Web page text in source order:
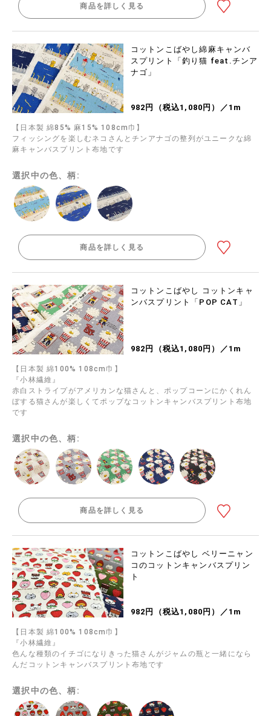
商品を詳しく見る
コットンこばやし綿麻キャンバ
スプリント「釣り猫 feat.チンア
ナゴ」
982円（税込1,080円）／1m
【日本製 綿85% 麻15% 108cm巾】
フィッシングを楽しむネコさんとチンアナゴの整列がユニークな綿
麻キャンバスプリント布地です
選択中の色、柄:
商品を詳しく見る
コットンこばやし コットンキャ
ンバスプリント「POP CAT」
982円（税込1,080円）／1m
【日本製 綿100% 108cm巾】
『小林繊維』
赤白ストライプがアメリカンな猫さんと、ポップコーンにかくれん
ぼする猫さんが楽しくてポップなコットンキャンバスプリント布地
です
選択中の色、柄:
商品を詳しく見る
コットンこばやし ベリーニャン
コのコットンキャンバスプリン
ト
982円（税込1,080円）／1m
【日本製 綿100% 108cm巾】
『小林繊維』
色んな種類のイチゴになりきった猫さんがジャムの瓶と一緒になら
んだコットンキャンバスプリント布地です
選択中の色、柄: